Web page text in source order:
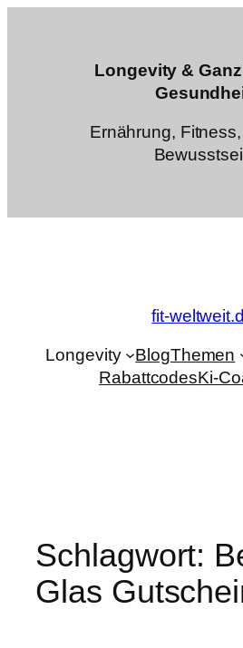
Longevity &
Ernährung,
fit-
Longevity BlogThemen
RabattcodesKi-
Schlagwort:
Glas